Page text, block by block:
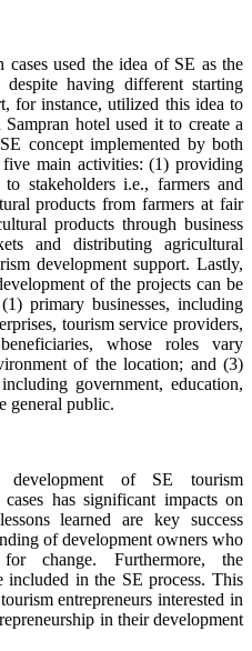
used the idea of SE as the
having different starting
for instance, utilized this idea to
hotel used it to create a
concept implemented by both
main activities: (1) providing
stakeholders i.e., farmers and
products from farmers at fair
products through business
and distributing agricultural
development support. Lastly,
of the projects can be
primary businesses, including
tourism service providers,
whose roles vary
of the location; and (3)
government, education,
general public.
of SE tourism
has significant impacts on
learned are key success
of development owners who
change. Furthermore, the
included in the SE process. This
entrepreneurs interested in
in their development